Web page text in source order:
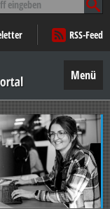
RSS-Feed
Menü